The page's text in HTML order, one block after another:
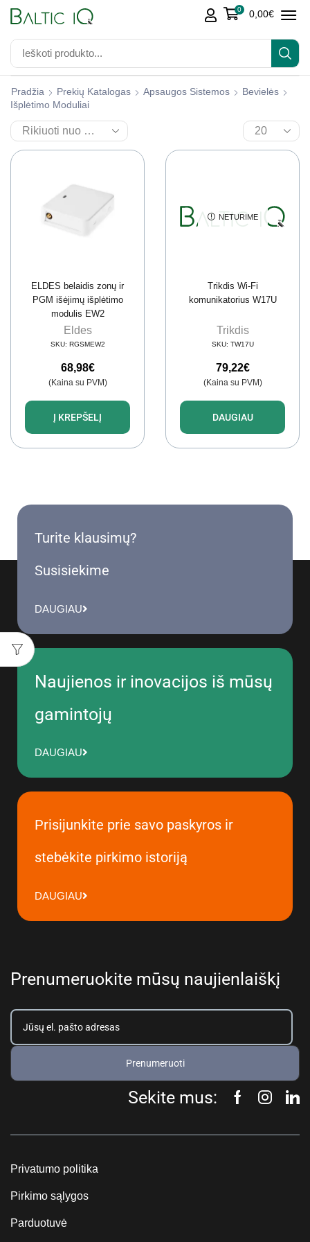
0 0,00€
Pradžia Prekių Katalogas Apsaugos Sistemos
Bevielės
Išplėtimo Moduliai
ELDES belaidis zonų ir
PGM išėjimų išplėtimo
modulis EW2
Eldes
SKU: RGSMEW2
68,98€
(Kaina su PVM)
Į KREPŠELĮ
NETURIME
Trikdis Wi-Fi
komunikatorius W17U
Trikdis
SKU: TW17U
79,22€
(Kaina su PVM)
DAUGIAU
Turite klausimų?
Susisiekime
DAUGIAU
Naujienos ir inovacijos iš mūsų
gamintojų
DAUGIAU
Prisijunkite prie savo paskyros ir
stebėkite pirkimo istoriją
DAUGIAU
Prenumeruokite mūsų naujienlaiškį
Prenumeruoti
Sekite mus:
Privatumo politika
Pirkimo sąlygos
Parduotuvė